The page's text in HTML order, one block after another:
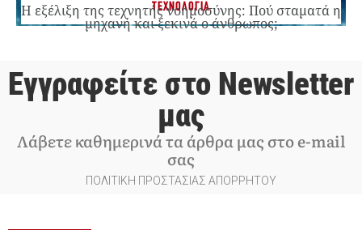
ΤΕΧΝΟΛΟΓΙΑ
Η εξέλιξη της τεχνητής νοημοσύνης: Πού σταματά η
μηχανή και ξεκινά ο άνθρωπος;
Εγγραφείτε στο Newsletter
μας
Λάβετε καθημερινά τα άρθρα μας στο e-mail
σας
ΠΟΛΙΤΙΚΗ ΠΡΟΣΤΑΣΙΑΣ ΑΠΟΡΡΗΤΟΥ